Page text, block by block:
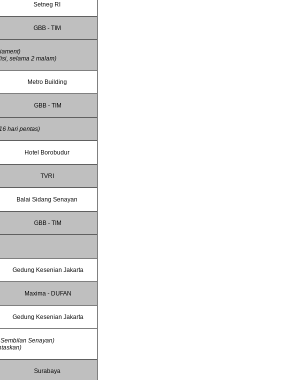
Setneg RI
GBB - TIM
selama 2 malam)
Metro Building
GBB - TIM
hari pentas)
Hotel Borobudur
TVRI
Balai Sidang Senayan
GBB - TIM
Gedung Kesenian Jakarta
Maxima - DUFAN
Gedung Kesenian Jakarta
Senayan)
Surabaya